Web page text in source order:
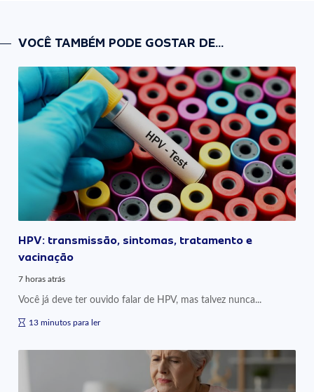
VOCÊ TAMBÉM PODE GOSTAR DE...
HPV: transmissão, sintomas, tratamento e
vacinação
7 horas atrás
Você já deve ter ouvido falar de HPV, mas talvez nunca...
13 minutos para ler